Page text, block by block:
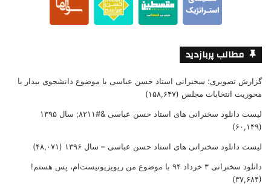
مطالب پربازدید
گزارش تصویری؛ سخنرانی استاد حسن عباسی با موضوع دانشجوی بیدار با
محوریت انتخابات مجلس (۱۵۸,۶۴۷)
لیست دانلود سخنرانی های استاد حسن عباسی &#۸۲۱۱; سال ۱۳۹۵
(۶۰,۱۴۹)
لیست دانلود سخنرانی های استاد حسن عباسی – سال ۱۳۹۶ (۴۸,۰۷۱)
دانلود سخنرانی ۳ خرداد ۹۴ با موضوع من ریویزیونیست‌ام، پس هستم!
(۳۷,۶۸۴)